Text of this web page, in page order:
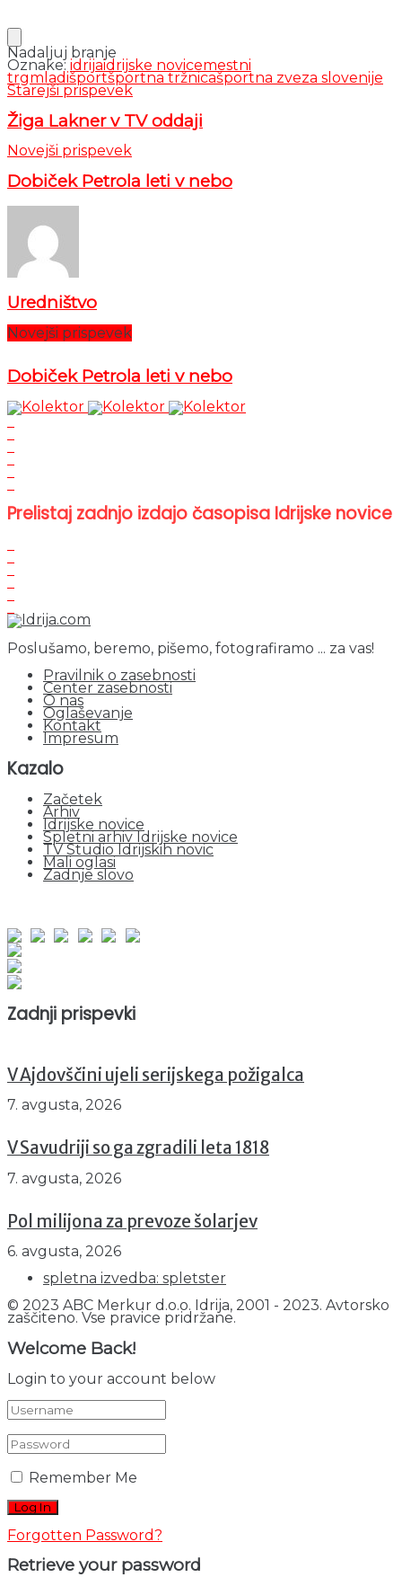
Nadaljuj branje
Oznake: idrijaidrijske novicemestni
trgmladišportšportna tržnicašportna zveza slovenije
Starejši prispevek
Žiga Lakner v TV oddaji
Novejši prispevek
Dobiček Petrola leti v nebo
Uredništvo
Novejši prispevek
Dobiček Petrola leti v nebo
Prelistaj zadnjo izdajo časopisa Idrijske novice
Poslušamo, beremo, pišemo, fotografiramo ... za vas!
Pravilnik o zasebnosti
Center zasebnosti
O nas
Oglaševanje
Kontakt
Impresum
Kazalo
Začetek
Arhiv
Idrijske novice
Spletni arhiv Idrijske novice
TV Studio Idrijskih novic
Mali oglasi
Zadnje slovo
Zadnji prispevki
V Ajdovščini ujeli serijskega požigalca
7. avgusta, 2026
V Savudriji so ga zgradili leta 1818
7. avgusta, 2026
Pol milijona za prevoze šolarjev
6. avgusta, 2026
spletna izvedba: spletster
© 2023 ABC Merkur d.o.o. Idrija, 2001 - 2023. Avtorsko
zaščiteno. Vse pravice pridržane.
Welcome Back!
Login to your account below
Remember Me
Forgotten Password?
Retrieve your password